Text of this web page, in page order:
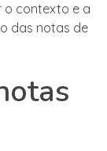
o contexto e a
das notas de